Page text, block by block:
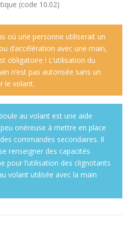
(code 10.02)
où une personne utiliserait un
d’accélération avec une main,
obligatoire ! L’utilisation du
n’est pas autorisée sans un
le volant.
au volant est une aide
onéreuse à mettre en place
commandes secondaires. Il
renseigner des capacités
pour l’utilisation des clignotants
volant utilisée avec la main